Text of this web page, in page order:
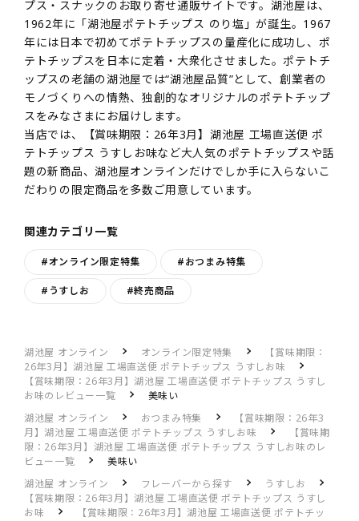
プス・スナックのお取り寄せ通販サイトです。湖池屋は、
1962年に「湖池屋ポテトチップス のり塩」が誕生。1967
年には日本で初めてポテトチップスの量産化に成功し、ポ
テトチップスを日本に定着・大衆化させました。ポテトチ
ップスの老舗の湖池屋では“湖池屋品質”として、創業者の
モノづくりへの情熱、独創的なオリジナルのポテトチップ
スをみなさまにお届けします。
当店では、【賞味期限：26年3月】湖池屋 工場直送便 ポ
テトチップス うすしお味など大人気のポテトチップスや話
題の新商品、湖池屋オンラインだけでしか手に入らないこ
だわりの限定商品を多数ご用意しています。
関連カテゴリ一覧
#オンライン限定特集 #おつまみ特集
#うすしお #終売商品
湖池屋 オンライン オンライン限定特集
【賞味期限：
26年3月】湖池屋 工場直送便 ポテトチップス うすしお味
【賞味期限：26年3月】湖池屋 工場直送便 ポテトチップス うすし
お味のレビュー一覧
美味い
湖池屋 オンライン
おつまみ特集
【賞味期限：26年3
月】湖池屋 工場直送便 ポテトチップス うすしお味
【賞味期
限：26年3月】湖池屋 工場直送便 ポテトチップス うすしお味のレ
ビュー一覧
美味い
湖池屋 オンライン
フレーバーから探す
うすしお
【賞味期限：26年3月】湖池屋 工場直送便 ポテトチップス うすし
お味
【賞味期限：26年3月】湖池屋 工場直送便 ポテトチッ